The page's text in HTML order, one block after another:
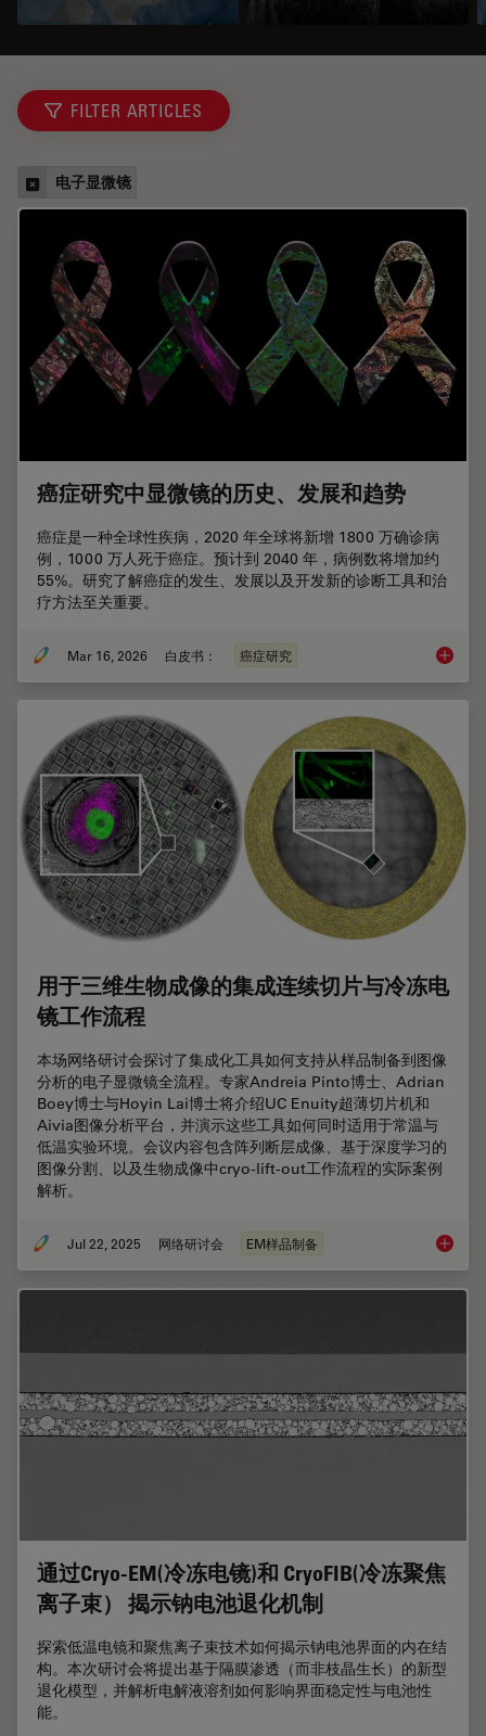
FILTER ARTICLES
电子显微镜
癌症研究中显微镜的历史、发展和趋势
癌症是一种全球性疾病，2020 年全球将新增 1800 万确诊病
例，1000 万人死于癌症。预计到 2040 年，病例数将增加约
55%。研究了解癌症的发生、发展以及开发新的诊断工具和治
疗方法至关重要。
Mar 16, 2026 白皮书： 癌症研究 癌症研
用于三维生物成像的集成连续切片与冷冻电
镜工作流程
本场网络研讨会探讨了集成化工具如何支持从样品制备到图像
分析的电子显微镜全流程。专家Andreia Pinto博士、Adrian
Boey博士与Hoyin Lai博士将介绍UC Enuity超薄切片机和
Aivia图像分析平台，并演示这些工具如何同时适用于常温与
低温实验环境。会议内容包含阵列断层成像、基于深度学习的
图像分割、以及生物成像中cryo-lift-out工作流程的实际案例
解析。
Jul 22, 2025 网络研讨会 EM样品制备 用于三
通过Cryo-EM(冷冻电镜)和 CryoFIB(冷冻聚焦
离子束） 揭示钠电池退化机制
探索低温电镜和聚焦离子束技术如何揭示钠电池界面的内在结
构。本次研讨会将提出基于隔膜渗透（而非枝晶生长）的新型
退化模型，并解析电解液溶剂如何影响界面稳定性与电池性
能。